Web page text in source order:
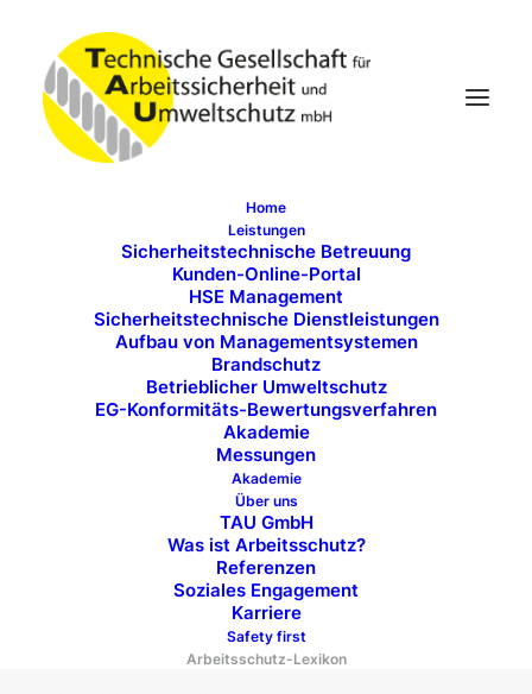
Home
Leistungen
Sicherheitstechnische Betreuung
Kunden-Online-Portal
HSE Management
Sicherheitstechnische Dienstleistungen
Aufbau von Managementsystemen
Brandschutz
Betrieblicher Umweltschutz
EG-Konformitäts-Bewertungsverfahren
Akademie
Messungen
Akademie
Über uns
TAU GmbH
Was ist Arbeitsschutz?
Referenzen
Soziales Engagement
Karriere
Safety first
Arbeitsschutz-Lexikon
Arbeitschutz-Lexikon
Arbeitsunfälle auch an die Bezirksregierung melden
Die Unfallversicherungs-Anzeigeverordnung ist eine
Rechtsverordnung, die auf Grund des
Sozialgesetzbuches VII – SGB VII „Gesetzliche…